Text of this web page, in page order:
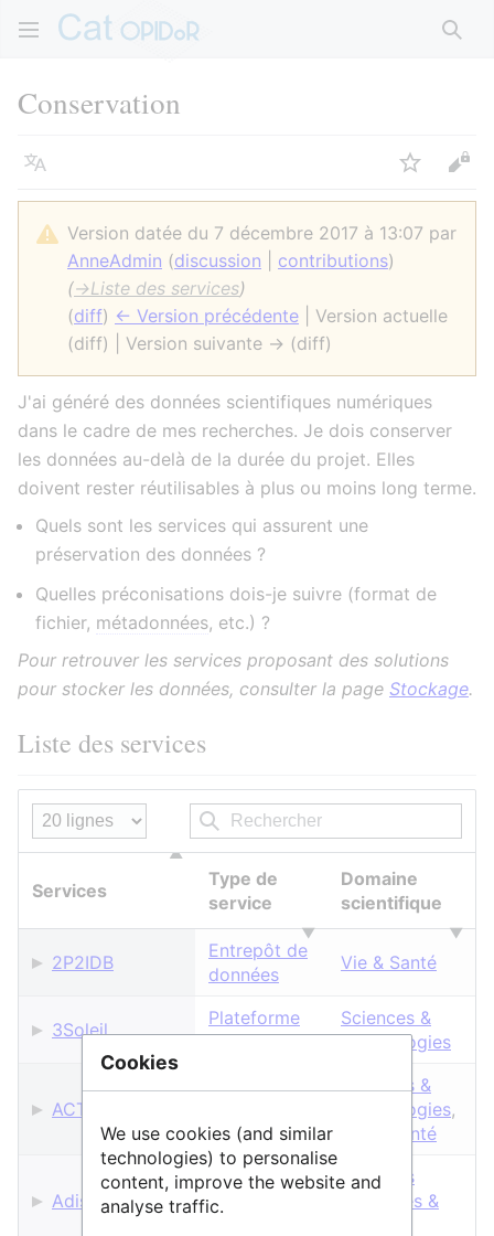
Conservation
Langue Suivre
Version datée du 7 décembre 2017 à 13:07 par
AnneAdmin (discussion contributions)
(→Liste des services)
(diff) ← Version précédente | Version actuelle
(diff) | Version suivante → (diff)
J'ai généré des données scientifiques numériques
dans le cadre de mes recherches. Je dois conserver
les données au-delà de la durée du projet. Elles
doivent rester réutilisables à plus ou moins long terme.
Quels sont les services qui assurent une
préservation des données ?
Quelles préconisations dois-je suivre (format de
fichier, métadonnées, etc.) ?
Pour retrouver les services proposant des solutions
pour stocker les données, consulter la page Stockage.
Liste des services
Services
Type de
service
Domaine
scientifique
2P2IDB
Entrepôt de
données
Vie & Santé
3Soleil
Plateforme
d'accès
Sciences &
Technologies
ACTRIS DC
Plateforme
d'accès
Sciences &
Technologies,
Vie & Santé
Adisp
Plateforme
d'accès
Sciences
Humaines &
Cookies
We use cookies (and similar
technologies) to personalise
content, improve the website and
analyse traffic.